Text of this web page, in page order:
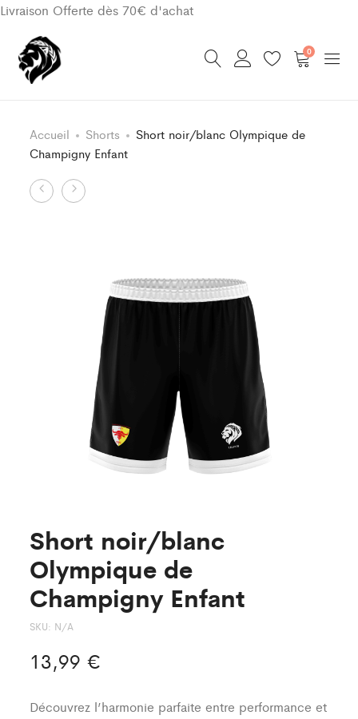
Livraison Offerte dès 70€ d'achat
0
Accueil Shorts
Short noir/blanc Olympique de
Champigny Enfant
Product
Short
Champigny
Maillot
Champigny
Enfant
Short noir/blanc
Olympique de
Champigny Enfant
SKU: N/A
13,99 €
Découvrez l’harmonie parfaite entre performance et